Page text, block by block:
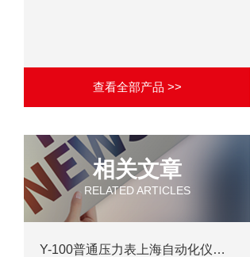
查看全部产品 >>
相关文章
RELATED ARTICLES
Y-100普通压力表上海自动化仪表四厂产品介绍